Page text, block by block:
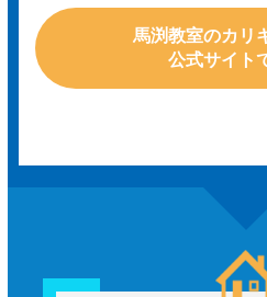
馬渕教室のカリ
公式サイト